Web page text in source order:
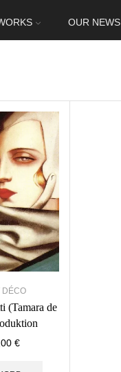
OUR NEWS
DÉCO
(Tamara de
€